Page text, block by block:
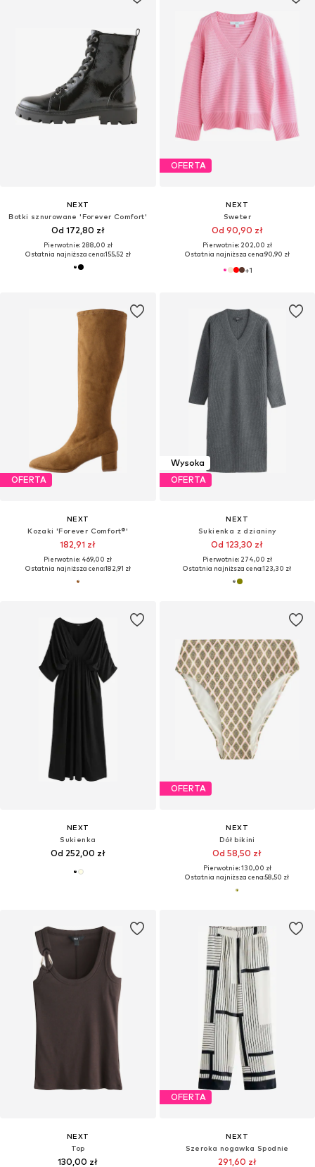
NEXT
Botki sznurowane 'Forever Comfort'
Od 172,80 zł
Pierwotnie: 288,00 zł
Ostatnia najniższa cena:155,52 zł
OFERTA
NEXT
Sweter
Od 90,90 zł
Pierwotnie: 202,00 zł
Ostatnia najniższa cena:90,90 zł
+1
OFERTA
NEXT
Kozaki 'Forever Comfort®'
182,91 zł
Pierwotnie: 469,00 zł
Ostatnia najniższa cena:182,91 zł
Wysoka
OFERTA
NEXT
Sukienka z dzianiny
Od 123,30 zł
Pierwotnie: 274,00 zł
Ostatnia najniższa cena:123,30 zł
NEXT
Sukienka
Od 252,00 zł
OFERTA
NEXT
Dół bikini
Od 58,50 zł
Pierwotnie: 130,00 zł
Ostatnia najniższa cena:58,50 zł
NEXT
Top
130,00 zł
OFERTA
NEXT
Szeroka nogawka Spodnie
291,60 zł